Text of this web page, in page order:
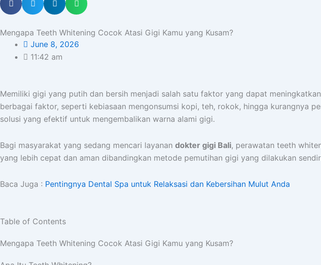
Mengapa Teeth Whitening Cocok Atasi Gigi Kamu yang Kusam?
June 8, 2026
11:42 am
Memiliki gigi yang putih dan bersih menjadi salah satu faktor yang dapat
berbagai faktor, seperti kebiasaan mengonsumsi kopi, teh, rokok, hingga kurangnya
solusi yang efektif untuk mengembalikan warna alami gigi.
Bagi masyarakat yang sedang mencari layanan dokter gigi Bali, perawatan teeth
yang lebih cepat dan aman dibandingkan metode pemutihan gigi yang dilakukan
Baca Juga : Pentingnya Dental Spa untuk Relaksasi dan Kebersihan Mulut Anda
Table of Contents
Mengapa Teeth Whitening Cocok Atasi Gigi Kamu yang Kusam?